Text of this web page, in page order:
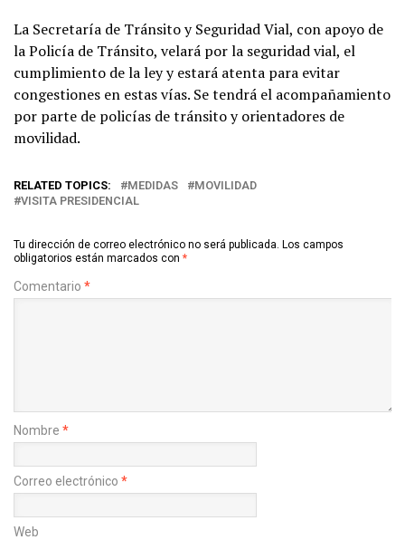
La Secretaría de Tránsito y Seguridad Vial, con apoyo de
la Policía de Tránsito, velará por la seguridad vial, el
cumplimiento de la ley y estará atenta para evitar
congestiones en estas vías. Se tendrá el acompañamiento
por parte de policías de tránsito y orientadores de
movilidad.
RELATED TOPICS: MEDIDAS
MOVILIDAD
VISITA PRESIDENCIAL
Tu dirección de correo electrónico no será publicada. Los campos
obligatorios están marcados con *
Comentario *
Nombre *
Correo electrónico *
Web